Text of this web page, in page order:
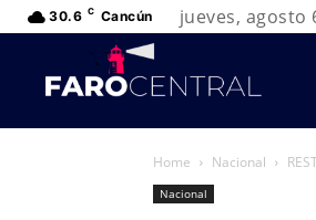
30.6 C Cancún jueves, agosto
Home Nacional
Nacional